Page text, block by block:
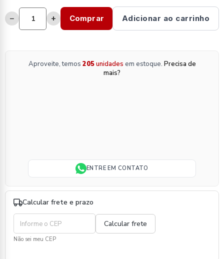
− + Comprar Adicionar ao carrinho
Aproveite, temos 205unidades em estoque. Precisa de
mais?
ENTRE EM CONTATO
Calcular frete e prazo
Não sei meu CEP